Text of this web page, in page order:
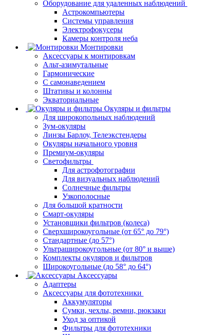
Оборудование для удаленных наблюдений
Астрокомпьютеры
Системы управления
Электрофокусеры
Камеры контроля неба
Монтировки
Аксессуары к монтировкам
Альт-азимутальные
Гармонические
С самонаведением
Штативы и колонны
Экваториальные
Окуляры и фильтры
Для широкопольных наблюдений
Зум-окуляры
Линзы Барлоу, Телеэкстендеры
Окуляры начального уровня
Премиум-окуляры
Светофильтры
Для астрофотографии
Для визуальных наблюдений
Солнечные фильтры
Узкополосные
Для большой кратности
Смарт-окуляры
Установщики фильтров (колеса)
Сверхширокоугольные (от 65° до 79°)
Стандартные (до 57°)
Ультраширокоугольные (от 80° и выше)
Комплекты окуляров и фильтров
Широкоугольные (до 58° до 64°)
Аксессуары
Адаптеры
Аксессуары для фототехники
Аккумуляторы
Сумки, чехлы, ремни, рюкзаки
Уход за оптикой
Фильтры для фототехники